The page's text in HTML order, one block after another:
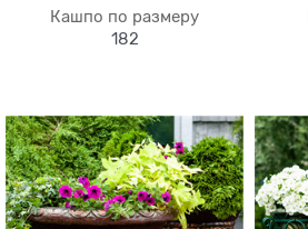
Кашпо по размеру
182